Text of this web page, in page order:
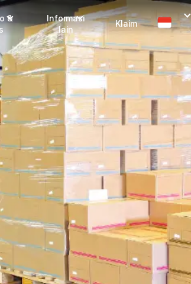
&
terbaru
seller
mitra
Informasi
lain
Dangerous Goods
Karantina
FAQ
Tentang kami
Karir
Klaim